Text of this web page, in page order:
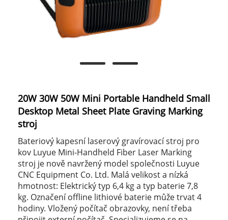
20W 30W 50W Mini Portable Handheld Small
Desktop Metal Sheet Plate Graving Marking
stroj
Bateriový kapesní laserový gravírovací stroj pro
kov Luyue Mini-Handheld Fiber Laser Marking
stroj je nově navržený model společnosti Luyue
CNC Equipment Co. Ltd. Malá velikost a nízká
hmotnost: Elektrický typ 6,4 kg a typ baterie 7,8
kg. Označení offline lithiové baterie může trvat 4
hodiny. Vložený počítač obrazovky, není třeba